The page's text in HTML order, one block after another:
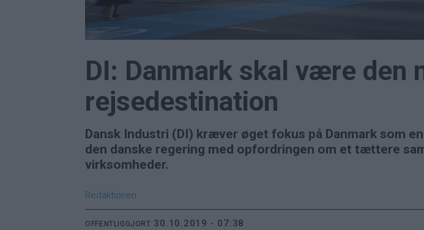
DI: Danmark skal være
rejsedestination
Dansk Industri (DI) kræver øget fokus på Danmark som
den danske regering med opfordringen om et tættere
virksomheder.
Redaktionen
OFFENTLIGGJORT 30.10.2019 - 07:38